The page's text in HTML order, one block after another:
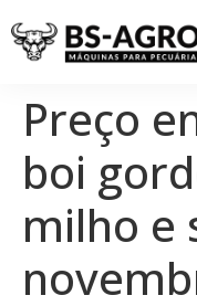
Preço
boi
milho e